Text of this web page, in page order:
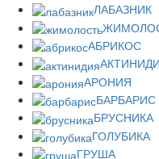
ЛАБАЗНИК
АБРИКОС
АРОНИЯ
БАРБАРИС
БРУСНИКА
ГОЛУБИКА
ГРУША